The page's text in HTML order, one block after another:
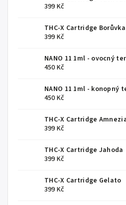
399 Kč
THC-X Cartridge Borůvka
399 Kč
NANO 11 1ml - ovocný
450 Kč
NANO 11 1ml - konopný
450 Kč
THC-X Cartridge
399 Kč
THC-X Cartridge Jahoda
399 Kč
THC-X Cartridge Gelato
399 Kč